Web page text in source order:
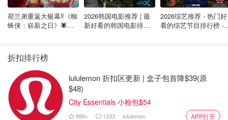
也是有动机的。加拿大总理曾向我国总理提出过类似指控，
但遭到了彻底驳斥，"印度外交部在一份声明中说。
们对哈利斯坦恐怖分子和极端分子的关注，他们在加拿大得
到庇护，并继续威胁印度的主权和领土完整。加拿大政府在
这一问题上的不作为是一个长期且持续的问题……我们敦促
加拿大政府对所有在其领土上活动的反印分子采取迅速有效
的法律行动"。
荷兰弟重返大银幕‼️《蜘
蛛侠：崭新之日》🕷️北
2026韩国电影推荐 | 最
新好看的韩国电影排行
2026综艺推荐 - 热门好
看的综艺节目排行榜 -
折扣排行榜
lululemon 折扣区更新 | 盒子包首降$39(原
$48)
City Essentials 小粉包$54
999+ 1333 lululemon APP打开